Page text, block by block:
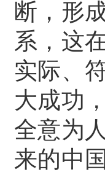
断，形
系，这
实际、
大成功
全意为
来的中